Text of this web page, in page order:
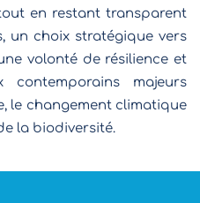
en restant transparent
un choix stratégique vers
volonté de résilience et
contemporains majeurs
le changement climatique
la biodiversité.